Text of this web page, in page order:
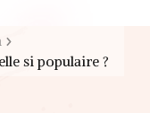
si populaire ?